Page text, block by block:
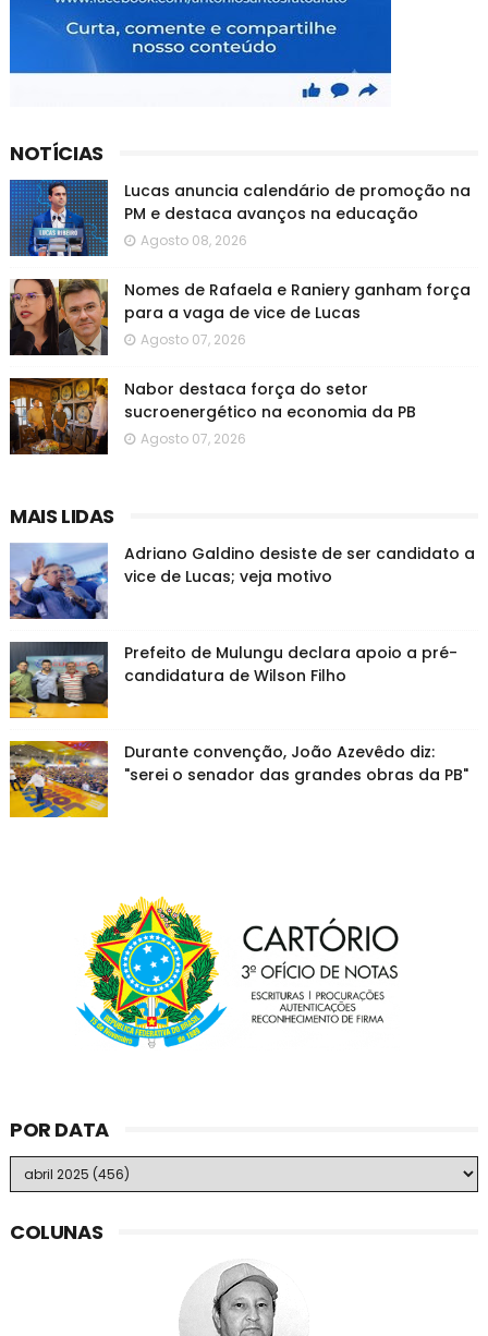
NOTÍCIAS
Lucas anuncia calendário de promoção na
PM e destaca avanços na educação
Agosto 08, 2026
Nomes de Rafaela e Raniery ganham força
para a vaga de vice de Lucas
Agosto 07, 2026
Nabor destaca força do setor
sucroenergético na economia da PB
Agosto 07, 2026
MAIS LIDAS
Adriano Galdino desiste de ser candidato a
vice de Lucas; veja motivo
Prefeito de Mulungu declara apoio a pré-
candidatura de Wilson Filho
Durante convenção, João Azevêdo diz:
"serei o senador das grandes obras da PB"
POR DATA
COLUNAS